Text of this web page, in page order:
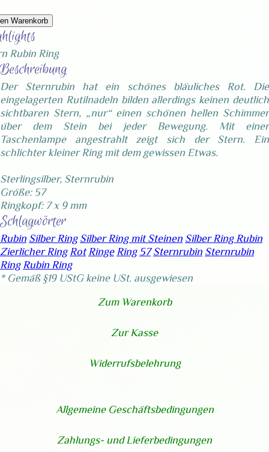
Warenkorb
Rubin Ring
Beschreibung
Der Sternrubin hat ein schönes bläuliches Rot. Die
eingelagerten Rutilnadeln bilden allerdings keinen deutlich
sichtbaren Stern, „nur“ einen schönen hellen Schimmer
über dem Stein bei jeder Bewegung. Mit einer
Taschenlampe angestrahlt zeigt sich der Stern. Ein
schlichter kleiner Ring mit dem gewissen Etwas.
Sterlingsilber, Sternrubin
Größe: 57
Ringkopf: 7 x 9 mm
Schlagwörter
Rubin Silber Ring Silber Ring mit Steinen Silber Ring Rubin
Zierlicher Ring Rot Ringe Ring 57 Sternrubin Sternrubin
Ring Rubin Ring
* Gemäß §19 UStG keine USt. ausgewiesen
Zum Warenkorb
Zur Kasse
Widerrufsbelehrung
Allgemeine Geschäftsbedingungen
Zahlungs- und Lieferbedingungen